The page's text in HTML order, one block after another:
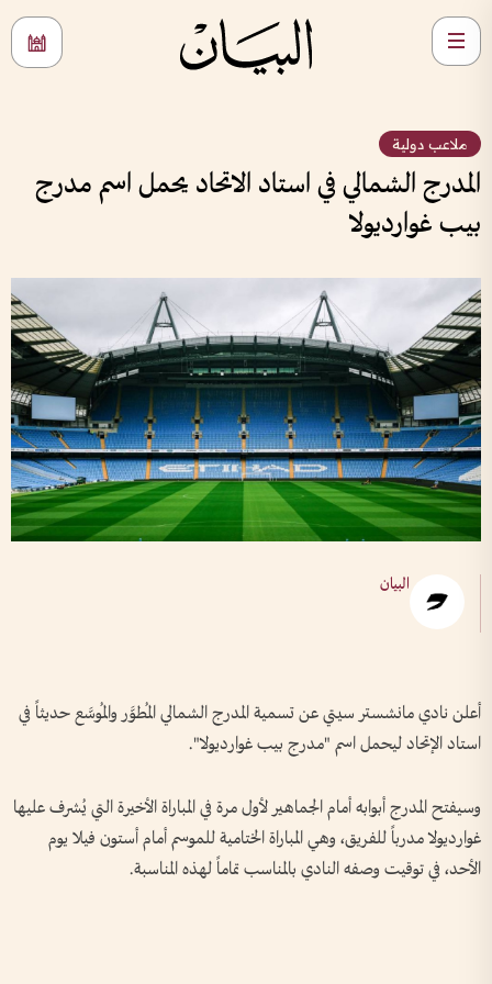
ملاعب دولية
المدرج الشمالي في استاد الاتحاد يحمل اسم مدرج
بيب غوارديولا
البيان
أعلن نادي مانشستر سيتي عن تسمية المدرج الشمالي المُطوَّر والمُوسَّع حديثاً في
استاد الإتحاد ليحمل اسم "مدرج بيب غوارديولا".
وسيفتح المدرج أبوابه أمام الجماهير لأول مرة في المباراة الأخيرة التي يُشرف عليها
غوارديولا مدرباً للفريق، وهي المباراة الختامية للموسم أمام أستون فيلا يوم
الأحد، في توقيت وصفه النادي بالمناسب تماماً لهذه المناسبة.